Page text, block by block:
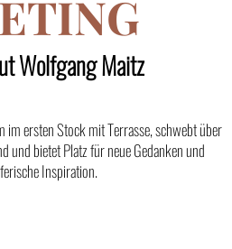
Wolfgang Maitz
im ersten Stock mit Terrasse, schwebt über
und bietet Platz für neue Gedanken und
Inspiration.